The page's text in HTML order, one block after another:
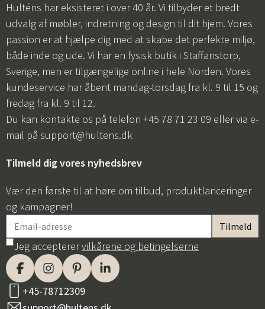
Sverige
Danmark
Norge
Hulténs har eksisteret i over 40 år. Vi tilbyder et bredt
udvalg af møbler, indretning og design til dit hjem. Vores
passion er at hjælpe dig med at skabe det perfekte miljø,
både inde og ude. Vi har en fysisk butik i Staffanstorp,
Sverige, men er tilgængelige online i hele Norden. Vores
kundeservice har åbent mandag-torsdag fra kl. 9 til 15 og
fredag fra kl. 9 til 12.
Du kan kontakte os på telefon +45 78 71 23 09 eller via e-
mail på support@hultens.dk
Tilmeld dig vores nyhedsbrev
Vær den første til at høre om tilbud, produktlanceringer
og kampagner!
Jeg accepterervilkårene og betingelserne
+45-78712309